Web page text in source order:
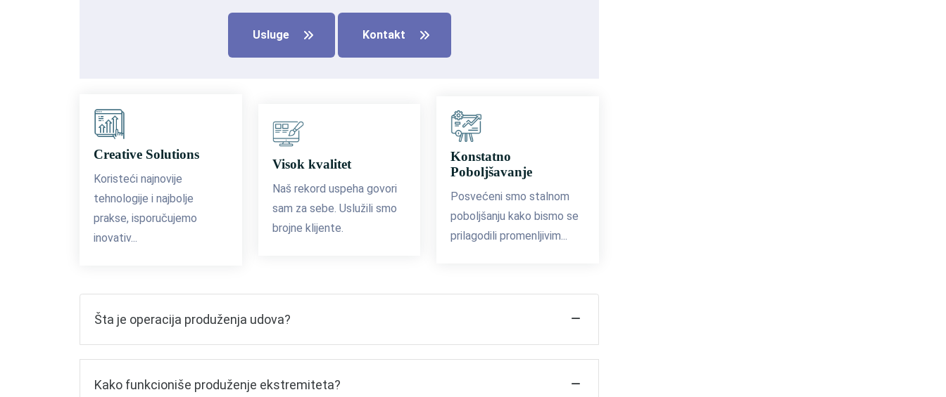
Usluge Kontakt
Creative Solutions
Koristeći najnovije
tehnologije i najbolje
prakse, isporučujemo
inovativ...
Visok kvalitet
Naš rekord uspeha govori
sam za sebe. Uslužili smo
brojne klijente.
Konstatno
Poboljšavanje
Posvećeni smo stalnom
poboljšanju kako bismo se
prilagodili promenljivim...
Šta je operacija produženja udova?
Kako funkcioniše produženje ekstremiteta?